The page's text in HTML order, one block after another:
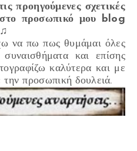
προηγούμενες σχετικές
προσωπικό μου blog
να πω πως θυμάμαι όλες
και επίσης
καλύτερα και με
προσωπική δουλειά.